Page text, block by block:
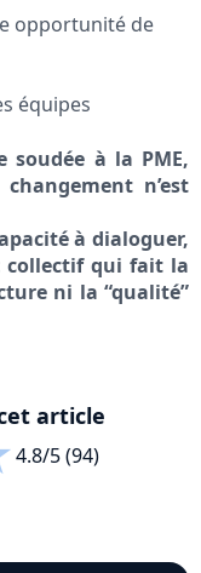
opportunité de
équipes
soudée à la PME,
changement n’est
à dialoguer,
collectif qui fait la
ni la “qualité”
article
4.8/5 (94)